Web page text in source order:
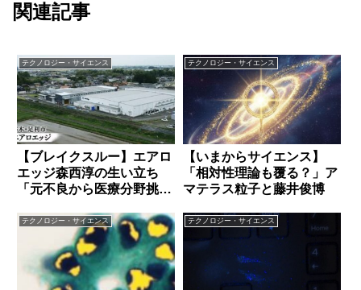
関連記事
テクノロジー・サイエンス
【ブレイクスルー】エアロ
エッジ森西淳の生い立ち
「元不良から医療分野挑
テクノロジー・サイエンス
【いまからサイエンス】
「相対性理論も覆る？」ア
マテラス粒子と藤井俊博
テクノロジー・サイエンス テクノロジー・サイエンス